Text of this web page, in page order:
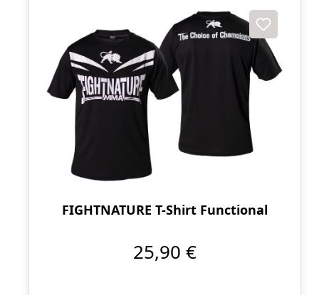
FIGHTNATURE T-Shirt Functional
25,90 €